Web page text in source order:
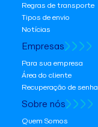
Regras de transporte
Tipos de envio
Notícias
Empresas
Para sua empresa
Área do cliente
Recuperação de senha
Sobre nós
Quem Somos